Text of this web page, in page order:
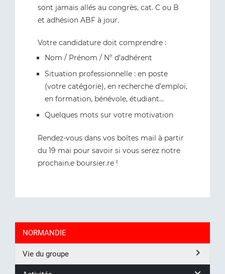
sont jamais allés au congrès, cat. C ou B
et adhésion ABF à jour.
Votre candidature doit comprendre :
Nom / Prénom / N° d’adhérent
Situation professionnelle : en poste
(votre catégorie), en recherche d’emploi,
en formation, bénévole, étudiant…
Quelques mots sur votre motivation
Rendez-vous dans vos boîtes mail à partir
du 19 mai pour savoir si vous serez notre
prochain.e boursier.re !
NORMANDIE
Vie du groupe